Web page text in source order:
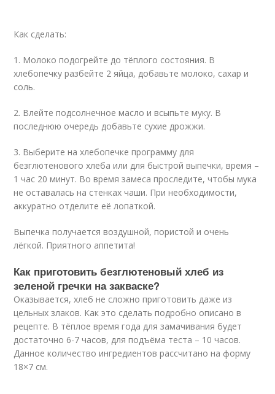
Как сделать:
1. Молоко подогрейте до тёплого состояния. В
хлебопечку разбейте 2 яйца, добавьте молоко, сахар и
соль.
2. Влейте подсолнечное масло и всыпьте муку. В
последнюю очередь добавьте сухие дрожжи.
3. Выберите на хлебопечке программу для
безглютенового хлеба или для быстрой выпечки, время –
1 час 20 минут. Во время замеса проследите, чтобы мука
не оставалась на стенках чаши. При необходимости,
аккуратно отделите её лопаткой.
Выпечка получается воздушной, пористой и очень
лёгкой. Приятного аппетита!
Как приготовить безглютеновый хлеб из
зеленой гречки на закваске?
Оказывается, хлеб не сложно приготовить даже из
цельных злаков. Как это сделать подробно описано в
рецепте. В тёплое время года для замачивания будет
достаточно 6-7 часов, для подъёма теста – 10 часов.
Данное количество ингредиентов рассчитано на форму
18×7 см.